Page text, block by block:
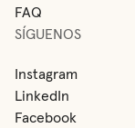
FAQ
SÍGUENOS
Instagram
LinkedIn
Facebook